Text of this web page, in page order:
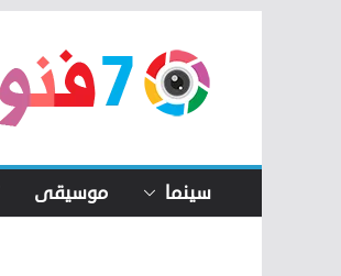
content
سينما موسيقى